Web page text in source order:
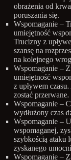
obrażenia od
poruszania się.
Wspomaganie –
umiejętność
Trucizny z
szansę na
na kolejnego
Wspomaganie –
umiejętność
z upływem
zostać
Wspomaganie –
wydłużony czas
Wspomaganie –
wspomaganej,
szybkością ataku
zyskanego
Wspomaganie –